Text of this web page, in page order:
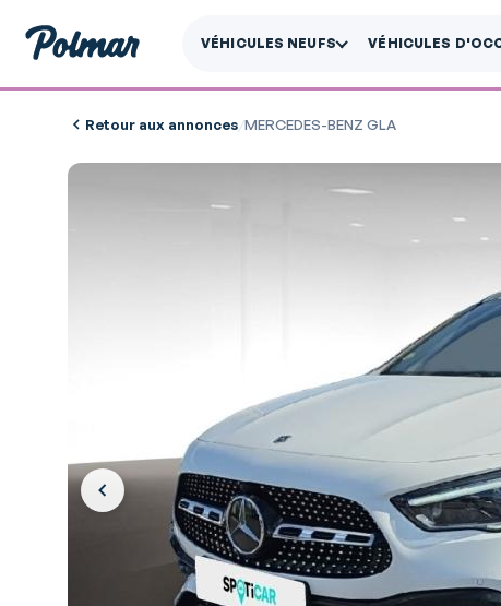
VÉHICULES NEUFS VÉHICULES
Retour aux annonces/MERCEDES-BENZ GLA